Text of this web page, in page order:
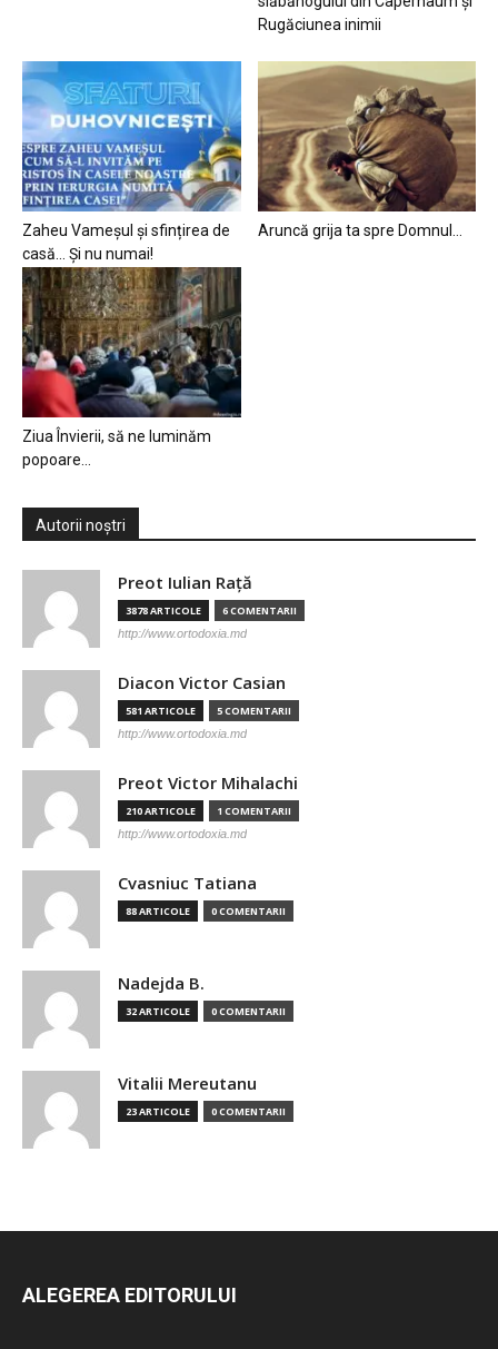
Rugăciunea inimii
Zaheu Vameșul și sfințirea de
casă… Și nu numai!
Aruncă grija ta spre Domnul…
Ziua Învierii, să ne luminăm
popoare…
Autorii noștri
Preot Iulian Raţă
3878 ARTICOLE 6 COMENTARII
http://www.ortodoxia.md
Diacon Victor Casian
581 ARTICOLE 5 COMENTARII
http://www.ortodoxia.md
Preot Victor Mihalachi
210 ARTICOLE 1 COMENTARII
http://www.ortodoxia.md
Cvasniuc Tatiana
88 ARTICOLE 0 COMENTARII
Nadejda B.
32 ARTICOLE 0 COMENTARII
Vitalii Mereutanu
23 ARTICOLE 0 COMENTARII
ALEGEREA EDITORULUI